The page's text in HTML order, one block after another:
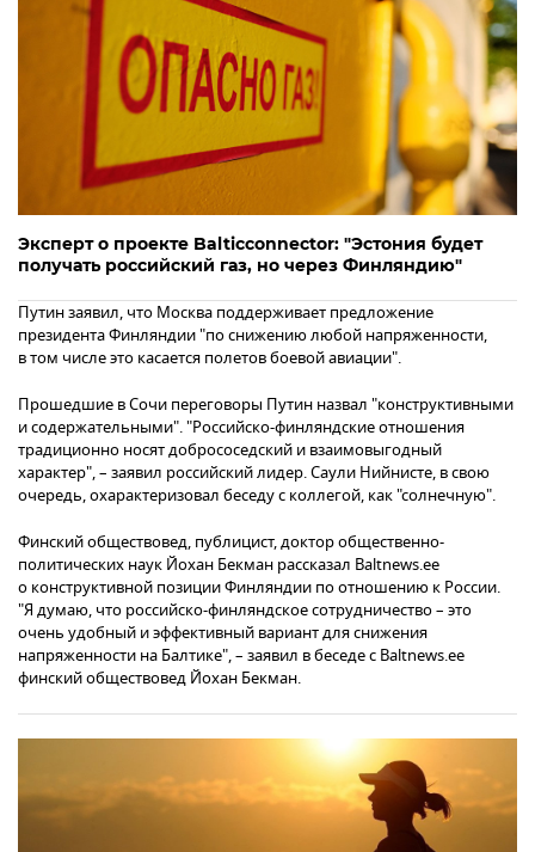
Эксперт о проекте Balticconnector: "Эстония будет
получать российский газ, но через Финляндию"
Путин заявил, что Москва поддерживает предложение
президента Финляндии "по снижению любой напряженности,
в том числе это касается полетов боевой авиации".
Прошедшие в Сочи переговоры Путин назвал "конструктивными
и содержательными". "Российско-финляндские отношения
традиционно носят добрососедский и взаимовыгодный
характер", – заявил российский лидер. Саули Нийнисте, в свою
очередь, охарактеризовал беседу с коллегой, как "солнечную".
Финский обществовед, публицист, доктор общественно-
политических наук Йохан Бекман рассказал Baltnews.ee
о конструктивной позиции Финляндии по отношению к России.
"Я думаю, что российско-финляндское сотрудничество – это
очень удобный и эффективный вариант для снижения
напряженности на Балтике", – заявил в беседе с Baltnews.ee
финский обществовед Йохан Бекман.